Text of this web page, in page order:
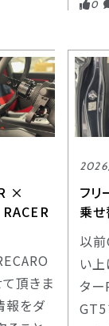
0
×
頂きま
報をダ
フ
乗
以
い
ター
GT5